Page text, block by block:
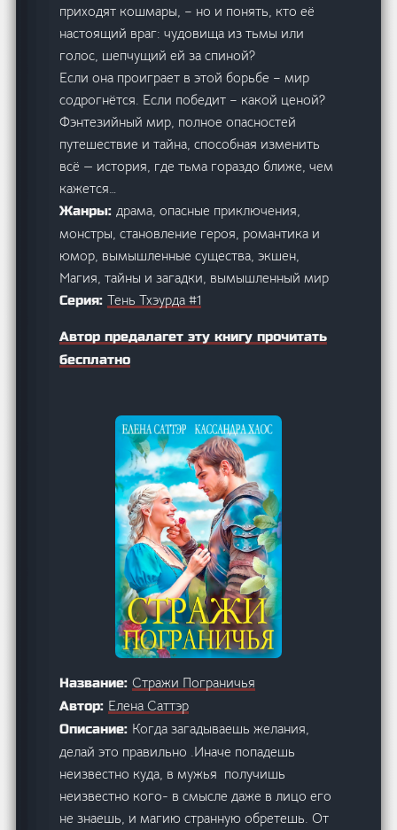
приходят кошмары, – но и понять, кто её
настоящий враг: чудовища из тьмы или
голос, шепчущий ей за спиной?
Если она проиграет в этой борьбе – мир
содрогнётся. Если победит – какой ценой?
Фэнтезийный мир, полное опасностей
путешествие и тайна, способная изменить
всё — история, где тьма гораздо ближе, чем
кажется…
Жанры:драма, опасные приключения,
монстры, становление героя, романтика и
юмор, вымышленные существа, экшен,
Магия, тайны и загадки, вымышленный мир
Серия:Тень Тхэурда #1
Автор предалагет эту книгу прочитать
бесплатно
Название:Стражи Пограничья
Автор: Елена Саттэр
Описание: Когда загадываешь желания,
делай это правильно .Иначе попадешь
неизвестно куда, в мужья получишь
неизвестно кого- в смысле даже в лицо его
не знаешь, и магию странную обретешь. От